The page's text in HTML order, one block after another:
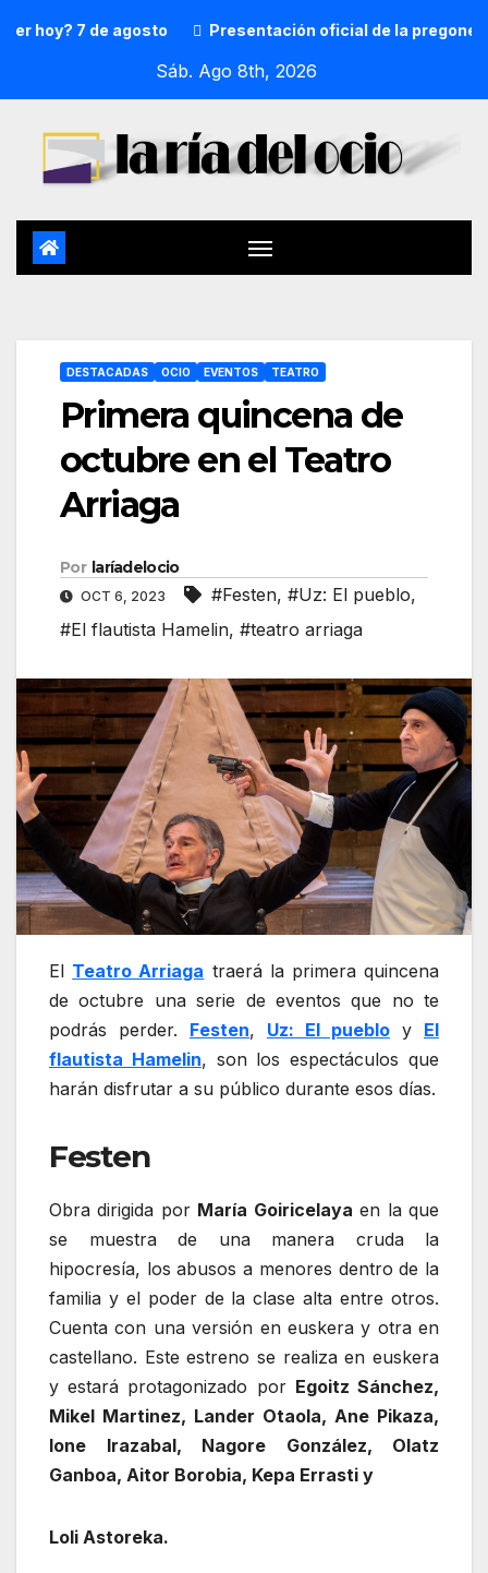
7 de agosto Presentación oficial de la pregonera y
Sáb. Ago 8th, 2026
DESTACADAS OCIO EVENTOS TEATRO
Primera quincena de
octubre en el Teatro
Arriaga
Por laríadelocio
OCT 6, 2023 #Festen, #Uz: El pueblo,
#El flautista Hamelin, #teatro arriaga
El Teatro Arriaga traerá la primera quincena
de octubre una serie de eventos que no te
podrás perder. Festen, Uz: El pueblo y El
flautista Hamelin, son los espectáculos que
harán disfrutar a su público durante esos días.
Festen
Obra dirigida por María Goiricelaya en la que
se muestra de una manera cruda la
hipocresía, los abusos a menores dentro de la
familia y el poder de la clase alta entre otros.
Cuenta con una versión en euskera y otra en
castellano. Este estreno se realiza en euskera
y estará protagonizado por Egoitz Sánchez,
Mikel Martinez, Lander Otaola, Ane Pikaza,
Ione Irazabal, Nagore González, Olatz
Ganboa, Aitor Borobia, Kepa Errasti y
Loli Astoreka.